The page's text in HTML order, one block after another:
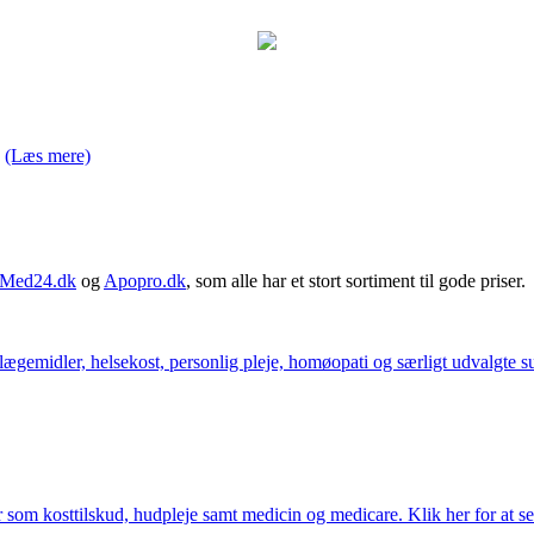
(Læs mere)
Med24.dk og Apopro.dk, som alle har et stort sortiment til gode priser.
helsekost, personlig pleje, homøopati og særligt udvalgte
kosttilskud, hudpleje samt medicin og medicare. Klik her for at